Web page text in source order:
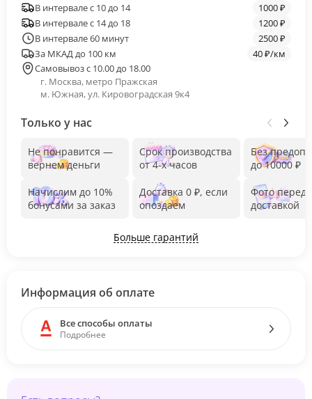
В интервале с 10 до 14
1000 ₽
В интервале с 14 до 18
1200 ₽
В интервале 60 минут
2500 ₽
За МКАД до 100 км
40 ₽/км
Самовывоз с 10.00 до 18.00
г. Москва, метро Пражская
м. Южная, ул. Кировоградская 9к4
Только у нас
Не понравится —
вернем деньги
Начислим до 10%
бонусами за заказ
Срок производства
от 4-х часов
Доставка 0 ₽, если
опоздаем
Без
до 10000 ₽
Фото перед
доставкой
Больше гарантий
Информация об оплате
Все способы оплаты
Подробнее